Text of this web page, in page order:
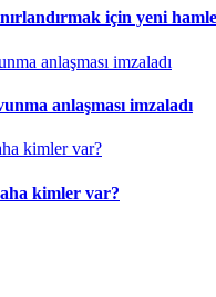
için yeni hamle
anlaşması imzaladı
kimler var?